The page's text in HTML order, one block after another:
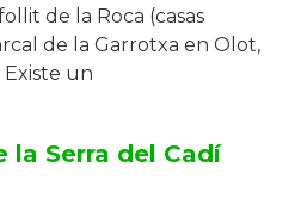
de la Roca (casas
de la Garrotxa en Olot,
Existe un
la Serra del Cadí